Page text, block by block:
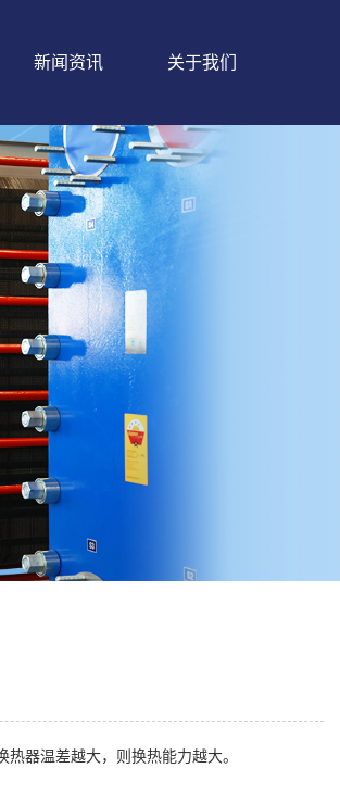
新闻资讯 关于我们
器温差越大，则换热能力越大。